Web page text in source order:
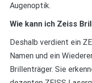
Augenoptik.
Wie kann ich Zeiss
Deshalb verdient ein
Namen und ein
Brillenträger. Sie